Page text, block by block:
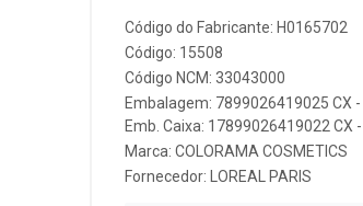
Código do Fabricante: H0165702
Código: 15508
Código NCM: 33043000
Embalagem: 7899026419025 CX -
Emb. Caixa: 17899026419022 CX
Marca: COLORAMA COSMETICS
Fornecedor:
LOREAL PARIS